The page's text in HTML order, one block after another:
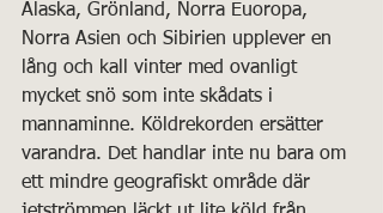
Alaska, Grönland, Norra Euoropa,
Norra Asien och Sibirien upplever en
lång och kall vinter med ovanligt
mycket snö som inte skådats i
mannaminne. Köldrekorden ersätter
varandra. Det handlar inte nu bara om
ett mindre geografiskt område där